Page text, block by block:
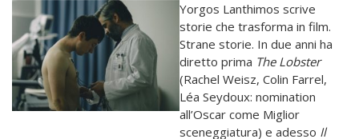
Yorgos Lanthimos scrive
storie che trasforma in film.
Strane storie. In due anni ha
diretto prima The Lobster
(Rachel Weisz, Colin Farrel,
Léa Seydoux: nomination
all’Oscar come Miglior
sceneggiatura) e adesso Il